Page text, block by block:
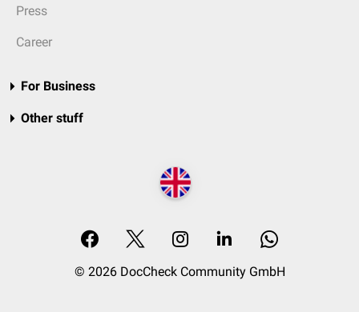
Press
Career
For Business
Other stuff
© 2026 DocCheck Community GmbH